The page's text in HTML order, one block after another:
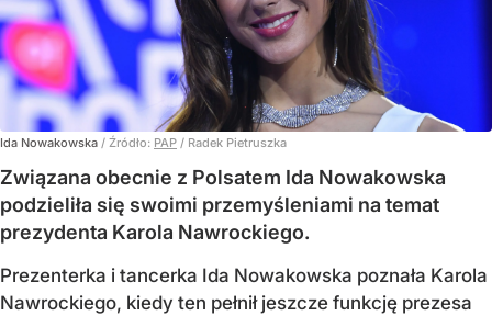
Ida Nowakowska / Źródło: PAP / Radek Pietruszka
Związana obecnie z Polsatem Ida Nowakowska
podzieliła się swoimi przemyśleniami na temat
prezydenta Karola Nawrockiego.
Prezenterka i tancerka Ida Nowakowska poznała Karola
Nawrockiego, kiedy ten pełnił jeszcze funkcję prezesa